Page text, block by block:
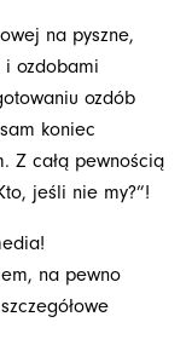
na pyszne,
i ozdobami
ozdób
koniec
Z całą pewnością
jeśli nie my?”!
na pewno